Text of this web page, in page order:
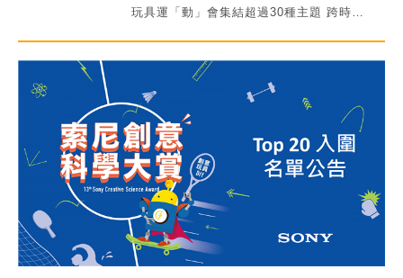
玩具運「動」會集結超過30種主題 跨時空聖火挑戰作品摘下年度冠軍！
閱讀詳細內容